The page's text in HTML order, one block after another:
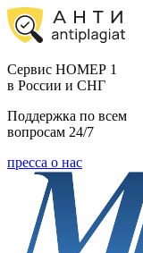
Cервис НОМЕР 1
в России и СНГ
Поддержка по всем
вопросам 24/7
пресса о нас